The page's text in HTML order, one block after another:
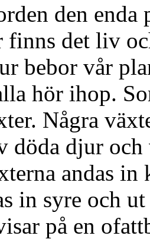
den
finns det liv
bebor vår
hör ihop.
Några
döda djur
andas
in syre och
på en